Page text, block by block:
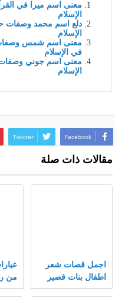
معنى اسم ميرا في
الإسلام
دلع اسم محمد وصفات
الإسلام
معنى اسم شمس وصفات
في الإسلام
معنى اسم جوني وصفات
الإسلام
Facebook
Twitter
مقالات ذات صلة
اجمل قصات شعر
اطفال بنات قصير
جدا 2022 جديدة